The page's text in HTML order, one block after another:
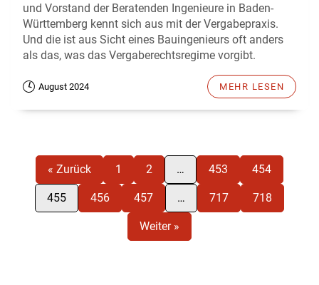
und Vorstand der Beratenden Ingenieure in Baden-
Württemberg kennt sich aus mit der Vergabepraxis.
Und die ist aus Sicht eines Bauingenieurs oft anders
als das, was das Vergaberechtsregime vorgibt.
August 2024 MEHR LESEN
« Zurück 1 2 … 453 454
455 456 457 … 717 718
Weiter »